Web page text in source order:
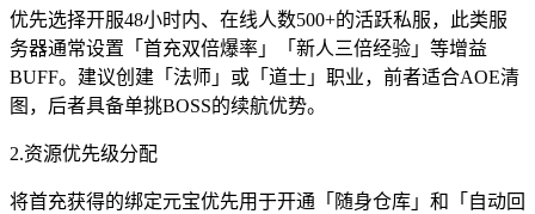
优先选择开服48小时内、在线人数500+的活跃私服，此类服
务器通常设置「首充双倍爆率」「新人三倍经验」等增益
BUFF。建议创建「法师」或「道士」职业，前者适合AOE清
图，后者具备单挑BOSS的续航优势。
2.资源优先级分配
将首充获得的绑定元宝优先用于开通「随身仓库」和「自动回